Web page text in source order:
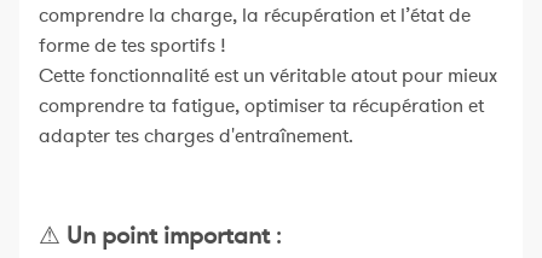
comprendre la charge, la récupération et l’état de
forme de tes sportifs !
Cette fonctionnalité est un véritable atout pour mieux
comprendre ta fatigue, optimiser ta récupération et
adapter tes charges d'entraînement.
⚠ Un point important: